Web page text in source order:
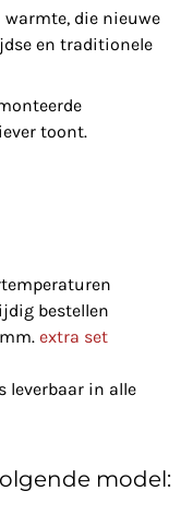
die nieuwe
en traditionele
toont.
bestellen
extra set
leverbaar in alle
model: